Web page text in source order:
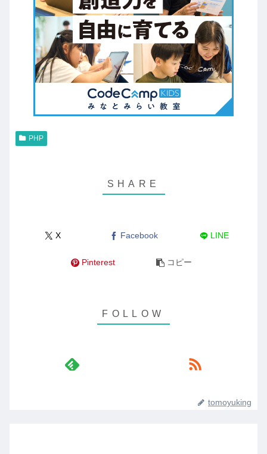
PHP
X Facebook LINE
Pinterest コピー
tomoyuking